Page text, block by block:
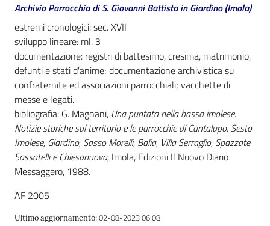
Casa
Piani
Archivio
storico
Menu selezionato
Decentrate
Patto
per
la
Archivio Parrocchia di S. Giovanni Battista in Giardino (Imola)
estremi cronologici: sec. XVII
sviluppo lineare: ml. 3
documentazione: registri di battesimo, cresima, matrimonio,
defunti e stati d'anime; documentazione archivistica su
confraternite ed associazioni parrocchiali; vacchette di
messe e legati.
bibliografia: G. Magnani, Una puntata nella bassa imolese.
Notizie storiche sul territorio e le parrocchie di Cantalupo, Sesto
Imolese, Giardino, Sasso Morelli, Balia, Villa Serraglio, Spazzate
Sassatelli e Chiesanuova, Imola, Edizioni Il Nuovo Diario
Messaggero, 1988.
AF 2005
Ultimo aggiornamento:02-08-2023 06:08